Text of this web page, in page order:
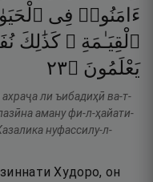
ءَامَنُوا۟ فِى
ٱلْقِيَـٰمَةِ ۗ كَذَٰلِكَ
يَعْلَمُونَ ۝٣٢
ли ъибадиҳӣ ва-т-
аману фи-л-ҳайати-
нуфассилу-л-
Худоро, он